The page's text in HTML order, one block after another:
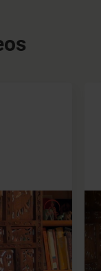
Sutra"
in der
Sutra".